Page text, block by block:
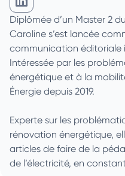
Caroline Dusanter
Diplômée d’un Master 2
Caroline s’est lancée
communication éditoriale
Intéressée par les
énergétique et à la
Énergie depuis 2019.
Experte sur les
rénovation énergétique,
articles de faire de la
de l’électricité, en